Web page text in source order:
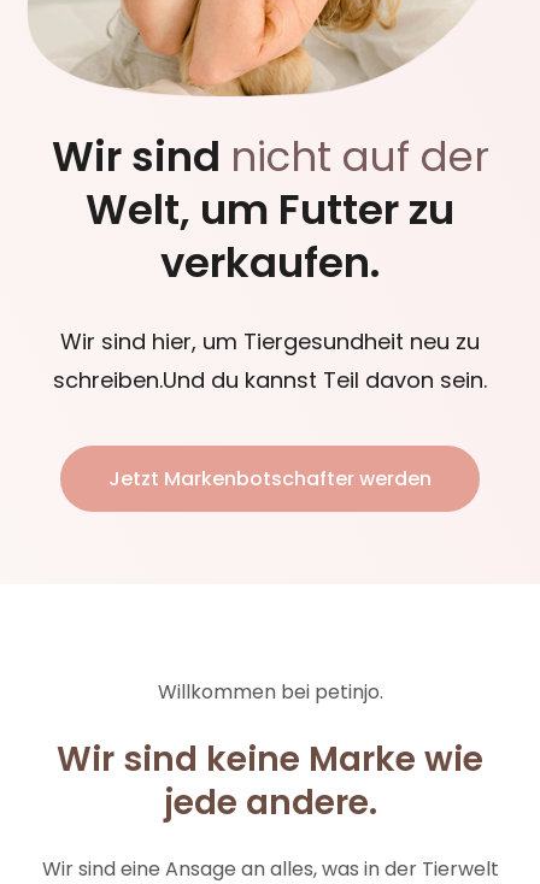
Wir sind nicht auf der
Welt, um Futter zu
verkaufen.
Wir sind hier, um Tiergesundheit neu zu
schreiben.Und du kannst Teil davon sein.
Jetzt Markenbotschafter werden
Willkommen bei petinjo.
Wir sind keine Marke wie
jede andere.
Wir sind eine Ansage an alles, was in der Tierwelt